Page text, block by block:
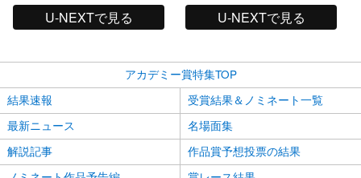
U-NEXTで見る U-NEXTで見る
アカデミー賞特集TOP
結果速報
受賞結果＆ノミネート一覧
最新ニュース
名場面集
解説記事
作品賞予想投票の結果